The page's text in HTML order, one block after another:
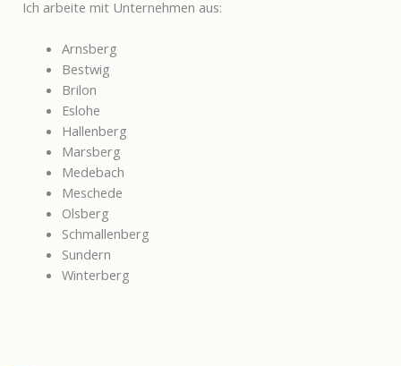
Ich arbeite mit Unternehmen aus:
Arnsberg
Bestwig
Brilon
Eslohe
Hallenberg
Marsberg
Medebach
Meschede
Olsberg
Schmallenberg
Sundern
Winterberg